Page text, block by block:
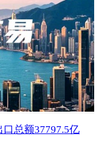
总额37797.5亿